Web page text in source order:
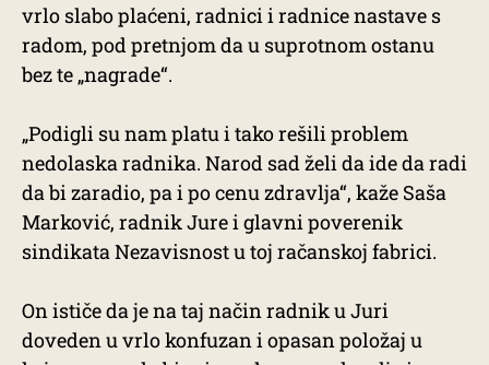
vrlo slabo plaćeni, radnici i radnice nastave s
radom, pod pretnjom da u suprotnom ostanu
bez te „nagrade“.
„Podigli su nam platu i tako rešili problem
nedolaska radnika. Narod sad želi da ide da radi
da bi zaradio, pa i po cenu zdravlja“, kaže Saša
Marković, radnik Jure i glavni poverenik
sindikata Nezavisnost u toj račanskoj fabrici.
On ističe da je na taj način radnik u Juri
doveden u vrlo konfuzan i opasan položaj u